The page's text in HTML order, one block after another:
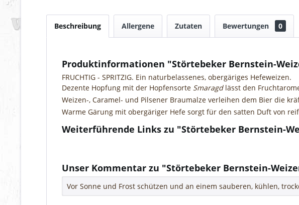
Beschreibung Allergene Zutaten Bewertungen 0
Produktinformationen "Störtebeker Bernstein-
FRUCHTIG - SPRITZIG. Ein naturbelassenes, obergäriges Hefeweizen.
Dezente Hopfung mit der Hopfensorte Smaragdlässt den
Weizen-, Caramel- und Pilsener Braumalze verleihen dem Bier die
Warme Gärung mit obergäriger Hefe sorgt für den satten Duft von
Weiterführende Links zu "Störtebeker Bernstein-
Unser Kommentar zu "Störtebeker Bernstein-
Vor Sonne und Frost schützen und an einem sauberen, kühlen,